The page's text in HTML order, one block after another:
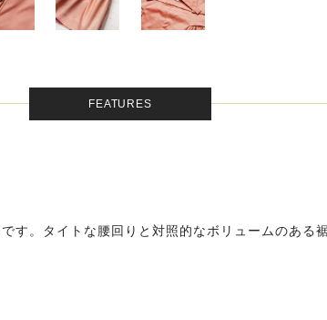
FEATURES
す。タイトな腰回りと対照的なボリュームのある